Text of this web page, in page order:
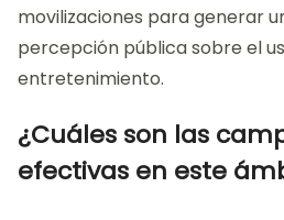
movilizaciones para generar
percepción pública sobre el
entretenimiento.
¿Cuáles son las
efectivas en este